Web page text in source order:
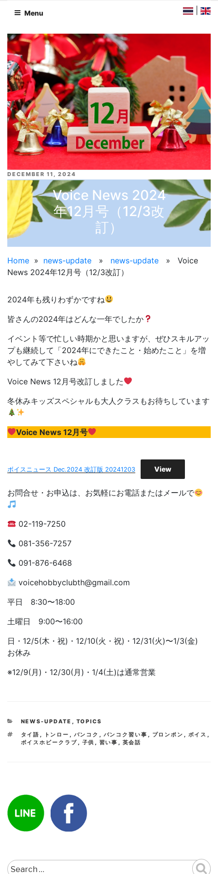
Menu |
DECEMBER 11, 2024
Voice News 2024
年12月号（12/3改
訂）
Home » news-update » news-update » Voice
News 2024年12月号（12/3改訂）
2024年も残りわずかですね
皆さんの2024年はどんな一年でしたか
イベント等で忙しい時期かと思いますが、ぜひスキルアッ
プも継続して「2024年にできたこと・始めたこと」を増
やしてみて下さいね
Voice News 12月号改訂しました
冬休みキッズスペシャルも大人クラスもお待ちしています
Voice News 12月号
ボイスニュース Dec.2024 改訂版 20241203 View
お問合せ・お申込は、お気軽にお電話またはメールで
02-119-7250
081-356-7257
091-876-6468
voicehobbyclubth@gmail.com
平日 8:30〜18:00
土曜日 9:00〜16:00
日・12/5(木・祝)・12/10(火・祝)・12/31(火)〜1/3(金)
お休み
※12/9(月)・12/30(月)・1/4(土)は通常営業
CATEGORIES
NEWS-UPDATE , TOPICS
TAGS
タイ語 , トンロー , バンコク , バンコク習い事 , プロンポン , ボイス ,
ボイスホビークラブ , 子供 , 習い事 , 英会話
Search
for: